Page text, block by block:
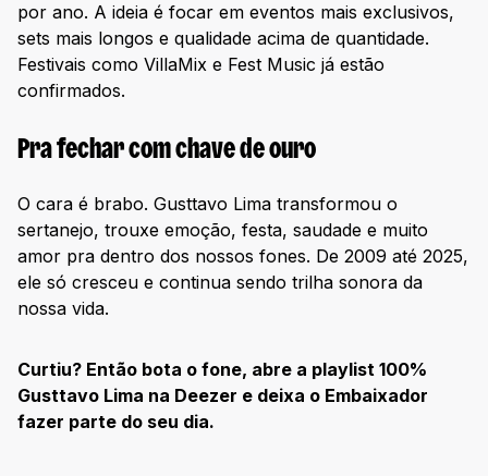
por ano. A ideia é focar em eventos mais exclusivos,
sets mais longos e qualidade acima de quantidade.
Festivais como VillaMix e Fest Music já estão
confirmados.
Pra fechar com chave de ouro
O cara é brabo. Gusttavo Lima transformou o
sertanejo, trouxe emoção, festa, saudade e muito
amor pra dentro dos nossos fones. De 2009 até 2025,
ele só cresceu e continua sendo trilha sonora da
nossa vida.
Curtiu? Então bota o fone, abre a playlist 100%
Gusttavo Lima na Deezer e deixa o Embaixador
fazer parte do seu dia.